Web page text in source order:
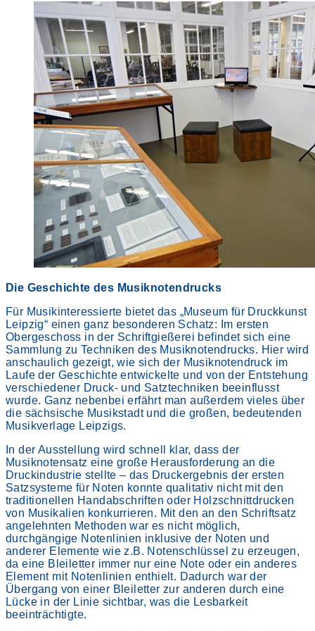
Die Geschichte des Musiknotendrucks
Für Musikinteressierte bietet das „Museum für Druckkunst
Leipzig“ einen ganz besonderen Schatz: Im ersten
Obergeschoss in der Schriftgießerei befindet sich eine
Sammlung zu Techniken des Musiknotendrucks. Hier wird
anschaulich gezeigt, wie sich der Musiknotendruck im
Laufe der Geschichte entwickelte und von der Entstehung
verschiedener Druck- und Satztechniken beeinflusst
wurde. Ganz nebenbei erfährt man außerdem vieles über
die sächsische Musikstadt und die großen, bedeutenden
Musikverlage Leipzigs.
In der Ausstellung wird schnell klar, dass der
Musiknotensatz eine große Herausforderung an die
Druckindustrie stellte – das Druckergebnis der ersten
Satzsysteme für Noten konnte qualitativ nicht mit den
traditionellen Handabschriften oder Holzschnittdrucken
von Musikalien konkurrieren. Mit den an den Schriftsatz
angelehnten Methoden war es nicht möglich,
durchgängige Notenlinien inklusive der Noten und
anderer Elemente wie z.B. Notenschlüssel zu erzeugen,
da eine Bleiletter immer nur eine Note oder ein anderes
Element mit Notenlinien enthielt. Dadurch war der
Übergang von einer Bleiletter zur anderen durch eine
Lücke in der Linie sichtbar, was die Lesbarkeit
beeinträchtigte.